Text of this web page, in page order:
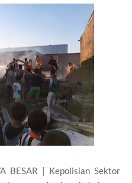
BESAR | Kepolisian Sektor